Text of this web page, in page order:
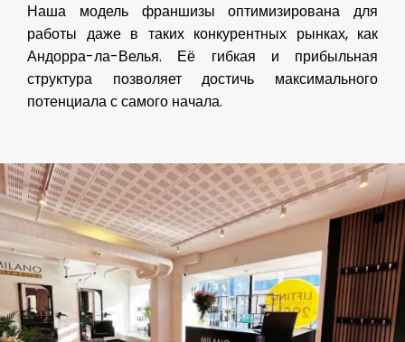
Наша модель франшизы оптимизирована для
работы даже в таких конкурентных рынках, как
Андорра-ла-Велья. Её гибкая и прибыльная
структура позволяет достичь максимального
потенциала с самого начала.